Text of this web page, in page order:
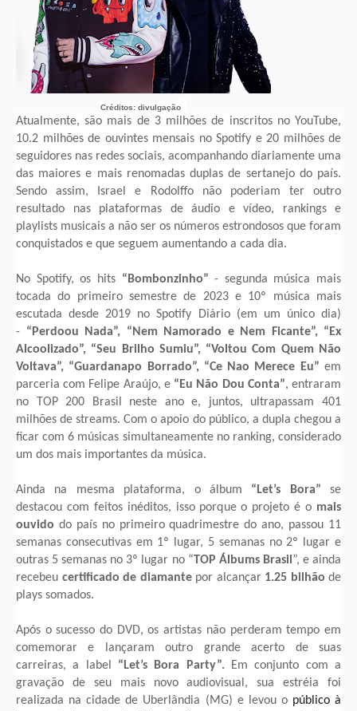
Créditos: divulgação
Atualmente, são mais de 3 milhões de inscritos no YouTube,
10.2 milhões de ouvintes mensais no Spotify e 20 milhões de
seguidores nas redes sociais, acompanhando diariamente uma
das maiores e mais renomadas duplas de sertanejo do país.
Sendo assim, Israel e Rodolffo não poderiam ter outro
resultado nas plataformas de áudio e vídeo, rankings e
playlists musicais a não ser os números estrondosos que foram
conquistados e que seguem aumentando a cada dia.
No Spotify, os hits “Bombonzinho” - segunda música mais
tocada do primeiro semestre de 2023 e 10º música mais
escutada desde 2019 no Spotify Diário (em um único dia)
- “Perdoou Nada”, “Nem Namorado e Nem Ficante”, “Ex
Alcoolizado”, “Seu Brilho Sumiu”, “Voltou Com Quem Não
Voltava”, “Guardanapo Borrado”, “Ce Nao Merece Eu” em
parceria com Felipe Araújo, e “Eu Não Dou Conta”, entraram
no TOP 200 Brasil neste ano e, juntos, ultrapassam 401
milhões de streams. Com o apoio do público, a dupla chegou a
ficar com 6 músicas simultaneamente no ranking, considerado
um dos mais importantes da música.
Ainda na mesma plataforma, o álbum “Let’s Bora” se
destacou com feitos inéditos, isso porque o projeto é o mais
ouvido do país no primeiro quadrimestre do ano, passou 11
semanas consecutivas em 1º lugar, 5 semanas no 2º lugar e
outras 5 semanas no 3º lugar no “TOP Álbums Brasil ”, e ainda
recebeu certificado de diamantepor alcançar 1.25 bilhão de
plays somados.
Após o sucesso do DVD, os artistas não perderam tempo em
comemorar e lançaram outro grande acerto de suas
carreiras, a label “Let’s Bora Party”.
Em conjunto com a
gravação de seu mais novo audiovisual, sua estréia foi
realizada na cidade de Uberlândia (MG) e levou o público à